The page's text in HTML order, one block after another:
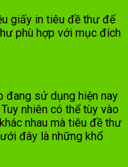
giấy in tiêu đề thư để
phù hợp với mục đích
đang sử dụng hiện nay
nhiên có thể tùy vào
nhau mà tiêu đề thư
đây là những khổ